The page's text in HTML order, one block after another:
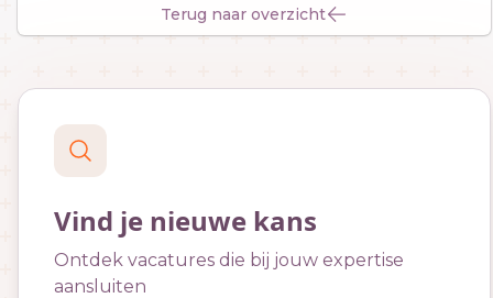
Terug naar overzicht
Vind je nieuwe kans
Ontdek vacatures die bij jouw expertise
aansluiten